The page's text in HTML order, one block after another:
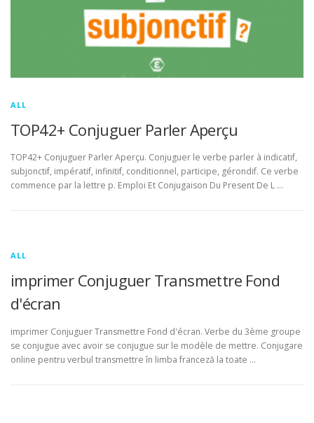
ALL
TOP42+ Conjuguer Parler Aperçu
TOP42+ Conjuguer Parler Aperçu. Conjuguer le verbe parler à indicatif,
subjonctif, impératif, infinitif, conditionnel, participe, gérondif. Ce verbe
commence par la lettre p. Emploi Et Conjugaison Du Present De L …
ALL
imprimer Conjuguer Transmettre Fond
d'écran
imprimer Conjuguer Transmettre Fond d'écran. Verbe du 3ème groupe
se conjugue avec avoir se conjugue sur le modèle de mettre. Conjugare
online pentru verbul transmettre în limba franceză la toate …